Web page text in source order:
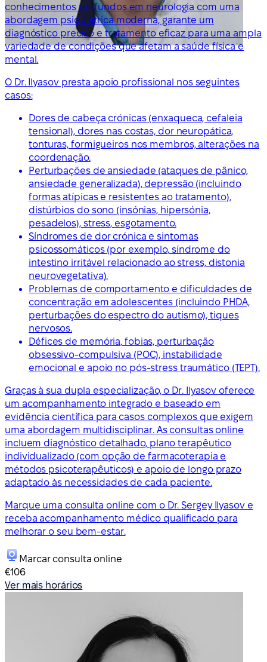
conhecimentos profundos em neurologia com uma
abordagem psiquiátrica moderna, garante um
diagnóstico preciso e tratamento eficaz para uma ampla
variedade de condições que afetam a saúde física e
mental.
O Dr. Ilyasov presta apoio profissional nos seguintes
casos:
Dores de cabeça crónicas (enxaqueca, cefaleia
tensional), dores nas costas, dor neuropática,
tonturas, formigueiros nos membros, alterações na
coordenação.
Perturbações de ansiedade (ataques de pânico,
ansiedade generalizada), depressão (incluindo
formas atípicas e resistentes ao tratamento),
distúrbios do sono (insónias, hipersónia,
pesadelos), stress, esgotamento.
Síndromes de dor crónica e sintomas
psicossomáticos (por exemplo, síndrome do
intestino irritável relacionado ao stress, distonia
neurovegetativa).
Problemas de comportamento e dificuldades de
concentração em adolescentes (incluindo PHDA,
perturbações do espectro do autismo), tiques
nervosos.
Défices de memória, fobias, perturbação
obsessivo-compulsiva (POC), instabilidade
emocional e apoio no pós-stress traumático (TEPT).
Graças à sua dupla especialização, o Dr. Ilyasov oferece
um acompanhamento integrado e baseado em
evidência científica para casos complexos que exigem
uma abordagem multidisciplinar. As consultas online
incluem diagnóstico detalhado, plano terapêutico
individualizado (com opção de farmacoterapia e
métodos psicoterapêuticos) e apoio de longo prazo
adaptado às necessidades de cada paciente.
Marque uma consulta online com o Dr. Sergey Ilyasov e
receba acompanhamento médico qualificado para
melhorar o seu bem-estar.
Marcar consulta online
€106
Ver mais horários